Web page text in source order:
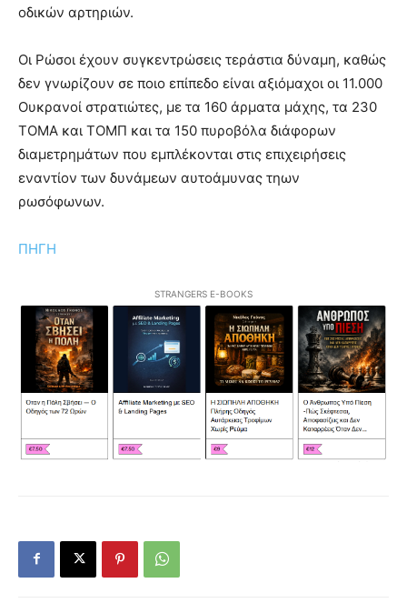
οδικών αρτηριών.
Οι Ρώσοι έχουν συγκεντρώσεις τεράστια δύναμη, καθώς
δεν γνωρίζουν σε ποιο επίπεδο είναι αξιόμαχοι οι 11.000
Ουκρανοί στρατιώτες, με τα 160 άρματα μάχης, τα 230
ΤΟΜΑ και ΤΟΜΠ και τα 150 πυροβόλα διάφορων
διαμετρημάτων που εμπλέκονται στις επιχειρήσεις
εναντίον των δυνάμεων αυτοάμυνας τηων
ρωσόφωνων.
ΠΗΓΗ
STRANGERS E-BOOKS